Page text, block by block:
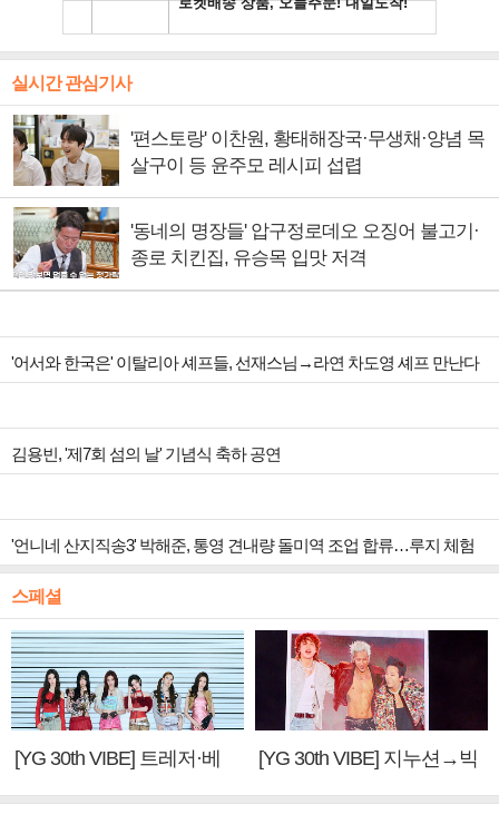
실시간 관심기사
'편스토랑' 이찬원, 황태해장국·무생채·양념 목
살구이 등 윤주모 레시피 섭렵
'동네의 명장들' 압구정로데오 오징어 불고기·
종로 치킨집, 유승목 입맛 저격
'어서와 한국은' 이탈리아 셰프들, 선재스님→라연 차도영 셰프 만난다
김용빈, '제7회 섬의 날' 기념식 축하 공연
'언니네 산지직송3' 박해준, 통영 견내량 돌미역 조업 합류…루지 체험
스페셜
[YG 30th VIBE] 트레저·베
[YG 30th VIBE] 지누션→빅